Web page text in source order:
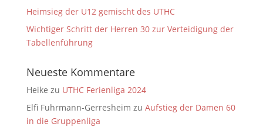
Heimsieg der U12 gemischt des UTHC
Wichtiger Schritt der Herren 30 zur Verteidigung der
Tabellenführung
Neueste Kommentare
Heike zu UTHC Ferienliga 2024
Elfi Fuhrmann-Gerresheim zu Aufstieg der Damen 60
in die Gruppenliga